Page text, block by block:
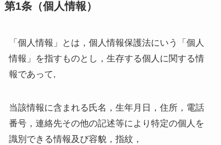
第1条（個人情報）
「個人情報」とは，個人情報保護法にいう「個人
情報」を指すものとし，生存する個人に関する情
報であって,
当該情報に含まれる氏名，生年月日，住所，電話
番号，連絡先その他の記述等により特定の個人を
識別できる情報及び容貌，指紋，